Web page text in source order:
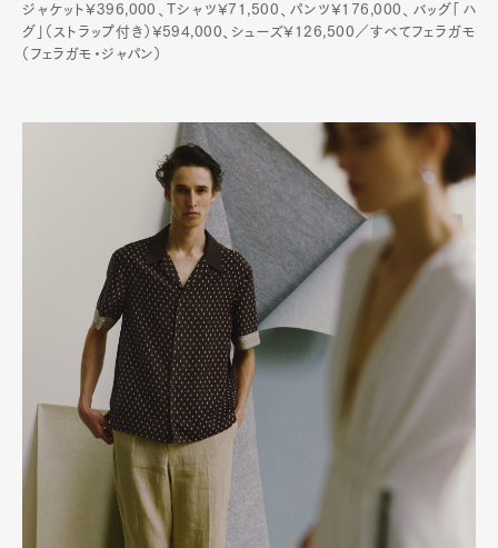
ジャケット¥396,000、Tシャツ¥71,500、パンツ¥176,000、バッグ「ハ
グ」（ストラップ付き）¥594,000、シューズ¥126,500／すべてフェラガモ
（フェラガモ・ジャパン）